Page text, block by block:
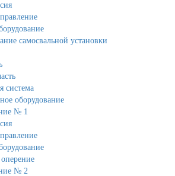
самосвальной установки
система
оборудование
№ 1
№ 2